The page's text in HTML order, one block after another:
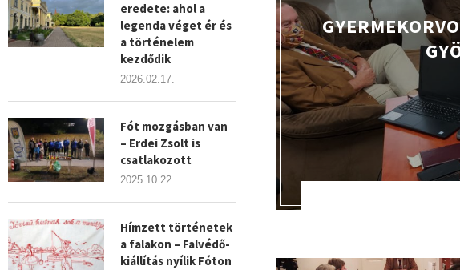
eredete: ahol a
legenda véget ér és
a történelem
kezdődik
2026.02.17.
Fót mozgásban van
– Erdei Zsolt is
csatlakozott
2025.10.22.
Hímzett történetek
a falakon – Falvédő-
kiállítás nyílik Fóton